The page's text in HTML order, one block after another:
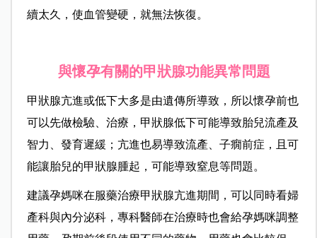
續太久，使血管變硬，就無法恢復。
與懷孕有關的甲狀腺功能異常問題
甲狀腺亢進或低下大多是由遺傳所導致，所以懷孕前也
可以先做檢驗、治療，甲狀腺低下可能導致胎兒流產及
智力、發育遲緩；亢進也易導致流產、子癇前症，且可
能讓胎兒的甲狀腺腫起，可能導致窒息等問題。
建議孕媽咪在服藥治療甲狀腺亢進期間，可以同時看婦
產科與內分泌科，專科醫師在治療時也會給孕媽咪調整